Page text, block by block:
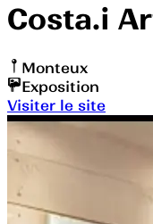
Costa.i
Monteux
Exposition
Visiter le site